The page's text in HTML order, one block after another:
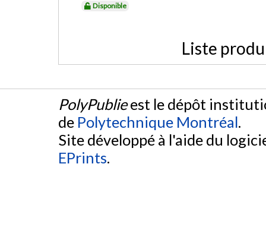
Disponible
Liste
PolyPublieest le dépôt
de Polytechnique Montréal.
Site développé à l'aide du
EPrints.